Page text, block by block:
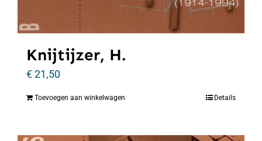
Knijtijzer, H.
€21,50
Toevoegen aan winkelwagen Details